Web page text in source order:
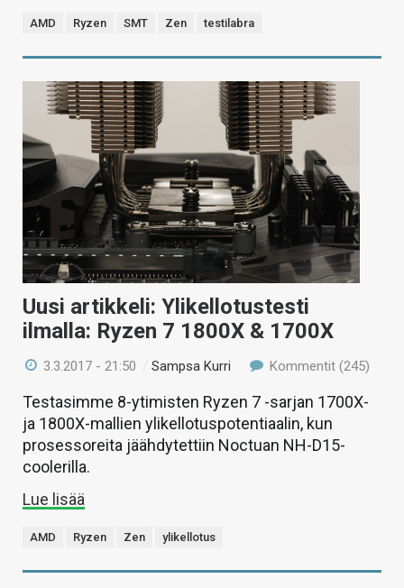
AMD Ryzen SMT Zen testilabra
Uusi artikkeli: Ylikellotustesti
ilmalla: Ryzen 7 1800X & 1700X
3.3.2017 - 21:50 /Sampsa Kurri Kommentit (245)
Testasimme 8-ytimisten Ryzen 7 -sarjan 1700X-
ja 1800X-mallien ylikellotuspotentiaalin, kun
prosessoreita jäähdytettiin Noctuan NH-D15-
coolerilla.
Lue lisää
AMD Ryzen Zen ylikellotus